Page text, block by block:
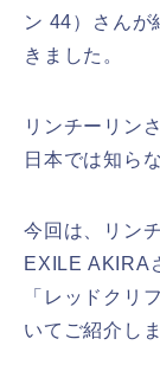
ン 44）さんが
きました。
リンチーリン
日本では知ら
今回は、リン
EXILE AKIRA
「レッドクリ
いてご紹介しま